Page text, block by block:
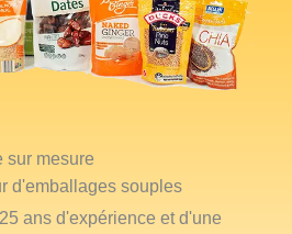
sur mesure
d'emballages souples
ans d'expérience et d'une